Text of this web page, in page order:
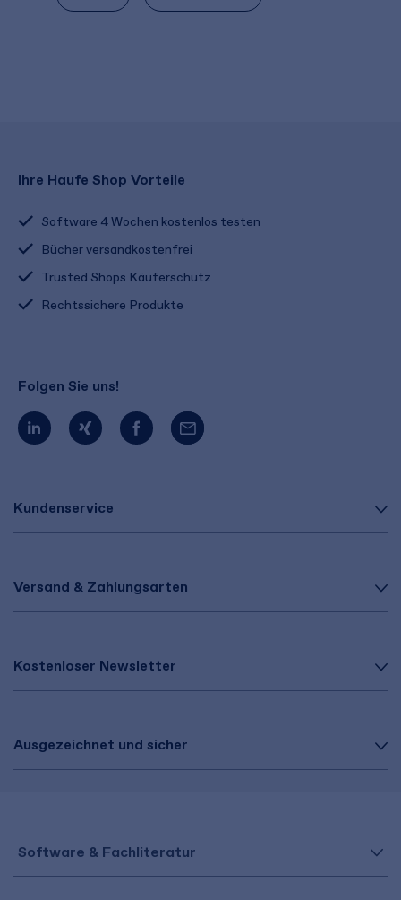
Kundenservice
Versand & Zahlungsarten
Kostenloser Newsletter
Ausgezeichnet und sicher
Ihre Haufe Shop Vorteile
Software 4 Wochen kostenlos testen
Bücher versandkostenfrei
Trusted Shops Käuferschutz
Rechtssichere Produkte
Folgen Sie uns!
Software & Fachliteratur